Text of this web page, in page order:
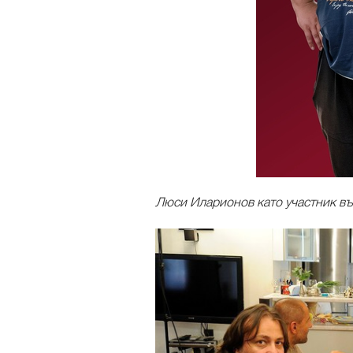
Люси Иларионов като участник